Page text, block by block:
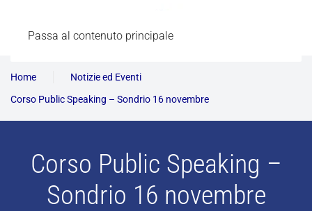
Passa al contenuto principale
Home
Notizie ed Eventi
Corso Public Speaking – Sondrio 16 novembre
Corso Public Speaking –
Sondrio 16 novembre